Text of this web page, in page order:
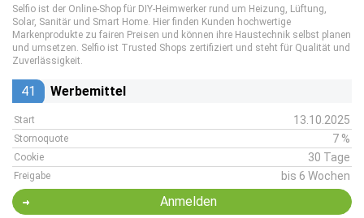
Selfio ist der Online-Shop für DIY-Heimwerker rund um Heizung, Lüftung,
Solar, Sanitär und Smart Home. Hier finden Kunden hochwertige
Markenprodukte zu fairen Preisen und können ihre Haustechnik selbst planen
und umsetzen. Selfio ist Trusted Shops zertifiziert und steht für Qualität und
Zuverlässigkeit.
41 Werbemittel
Start 13.10.2025
Stornoquote 7 %
Cookie 30 Tage
Freigabe bis 6 Wochen
Anmelden